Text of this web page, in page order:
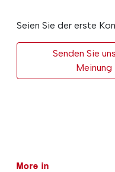
Seien Sie der erste
Senden Sie
More in